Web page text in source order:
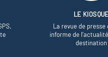
LE
La revue de presse
informe de
destination